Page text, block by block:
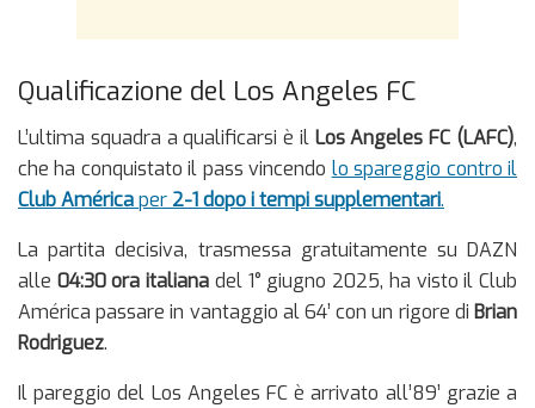
Qualificazione del Los Angeles FC
L’ultima squadra a qualificarsi è il Los Angeles FC (LAFC),
che ha conquistato il pass vincendo lo spareggio contro il
Club Américaper 2-1 dopo i tempi supplementari.
La partita decisiva, trasmessa gratuitamente su DAZN
alle 04:30 ora italiana del 1° giugno 2025, ha visto il Club
América passare in vantaggio al 64’ con un rigore di Brian
Rodriguez.
Il pareggio del Los Angeles FC è arrivato all’89’ grazie a